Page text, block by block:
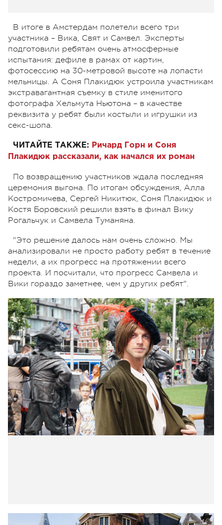
В итоге в Амстердам полетели всего три
участника – Вика, Свят и Самвел. Эксперты
подготовили ребятам очень атмосферные
испытания: дефиле в рамах от картин,
фотосессию на 30-метровой высоте на лопасти
мельницы. А Соня Плакидюк устроила участникам
экстравагантная съемку в стиле именитого
фотографа Хельмута Ньютона – в качестве
реквизита у ребят были костыли и игрушки из
секс-шопа.
ЧИТАЙТЕ ТАКЖЕ: Ричард Горн и Соня
Плакидюк рассказали, как начался их роман
По возвращению участников ждала последняя
церемония выгона. По итогам обсуждения, Алла
Костромичева, Сергей Никитюк, Соня Плакидюк и
Костя Боровский решили взять в финал Вику
Рогальчук и Самвела Туманяна.
"Это решение далось нам очень сложно. Мы
анализировали не просто работу ребят в течение
недели, а их прогресс на протяжении всего
проекта. И посчитали, что прогресс Самвела и
Вики гораздо заметнее, чем у других ребят".